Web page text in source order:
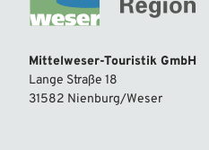
Mittelweser-Touristik GmbH
Lange Straße 18
31582 Nienburg/Weser